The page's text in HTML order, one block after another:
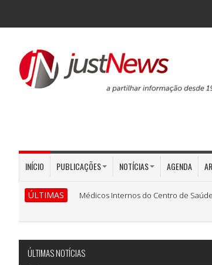
INÍCIO PUBLICAÇÕES NOTÍCIAS AGENDA
ÚLTIMAS Médicos Internos do Centro de
ÚLTIMAS NOTÍCIAS